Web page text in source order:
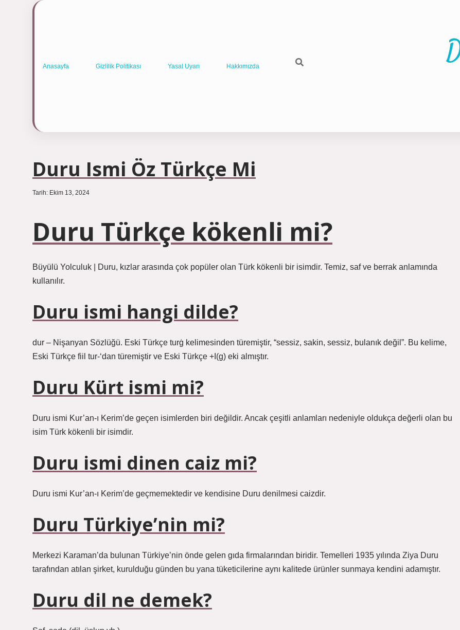
Anasayfa Gizlilik Politikası Yasal Uyarı Hakkımızda
Duru Ismi Öz Türkçe Mi
Tarih: Ekim 13, 2024
Duru Türkçe kökenli mi?
Büyülü Yolculuk | Duru, kızlar arasında çok popüler olan Türk kökenli bir isimdir. Temiz, saf ve berrak anlamında
kullanılır.
Duru ismi hangi dilde?
dur – Nişanyan Sözlüğü. Eski Türkçe turġ kelimesinden türemiştir, “sessiz, sakin, sessiz, bulanık değil”. Bu kelime,
Eski Türkçe fiil tur-‘dan türemiştir ve Eski Türkçe +I(g) eki almıştır.
Duru Kürt ismi mi?
Duru ismi Kur’an-ı Kerim’de geçen isimlerden biri değildir. Ancak çeşitli anlamları nedeniyle oldukça değerli olan bu
isim Türk kökenli bir isimdir.
Duru ismi dinen caiz mi?
Duru ismi Kur’an-ı Kerim’de geçmemektedir ve kendisine Duru denilmesi caizdir.
Duru Türkiye’nin mi?
Merkezi Karaman’da bulunan Türkiye’nin önde gelen gıda firmalarından biridir. Temelleri 1935 yılında Ziya Duru
tarafından atılan şirket, kurulduğu günden bu yana tüketicilerine aynı kalitede ürünler sunmaya kendini adamıştır.
Duru dil ne demek?